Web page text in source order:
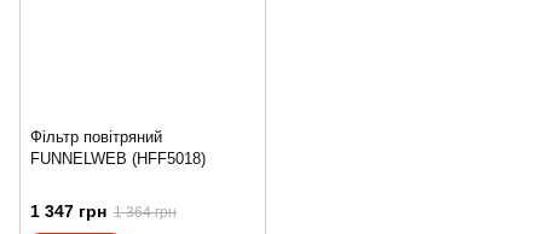
Фільтр повітряний
FUNNELWEB (HFF5018)
1 347 грн 1 364 грн